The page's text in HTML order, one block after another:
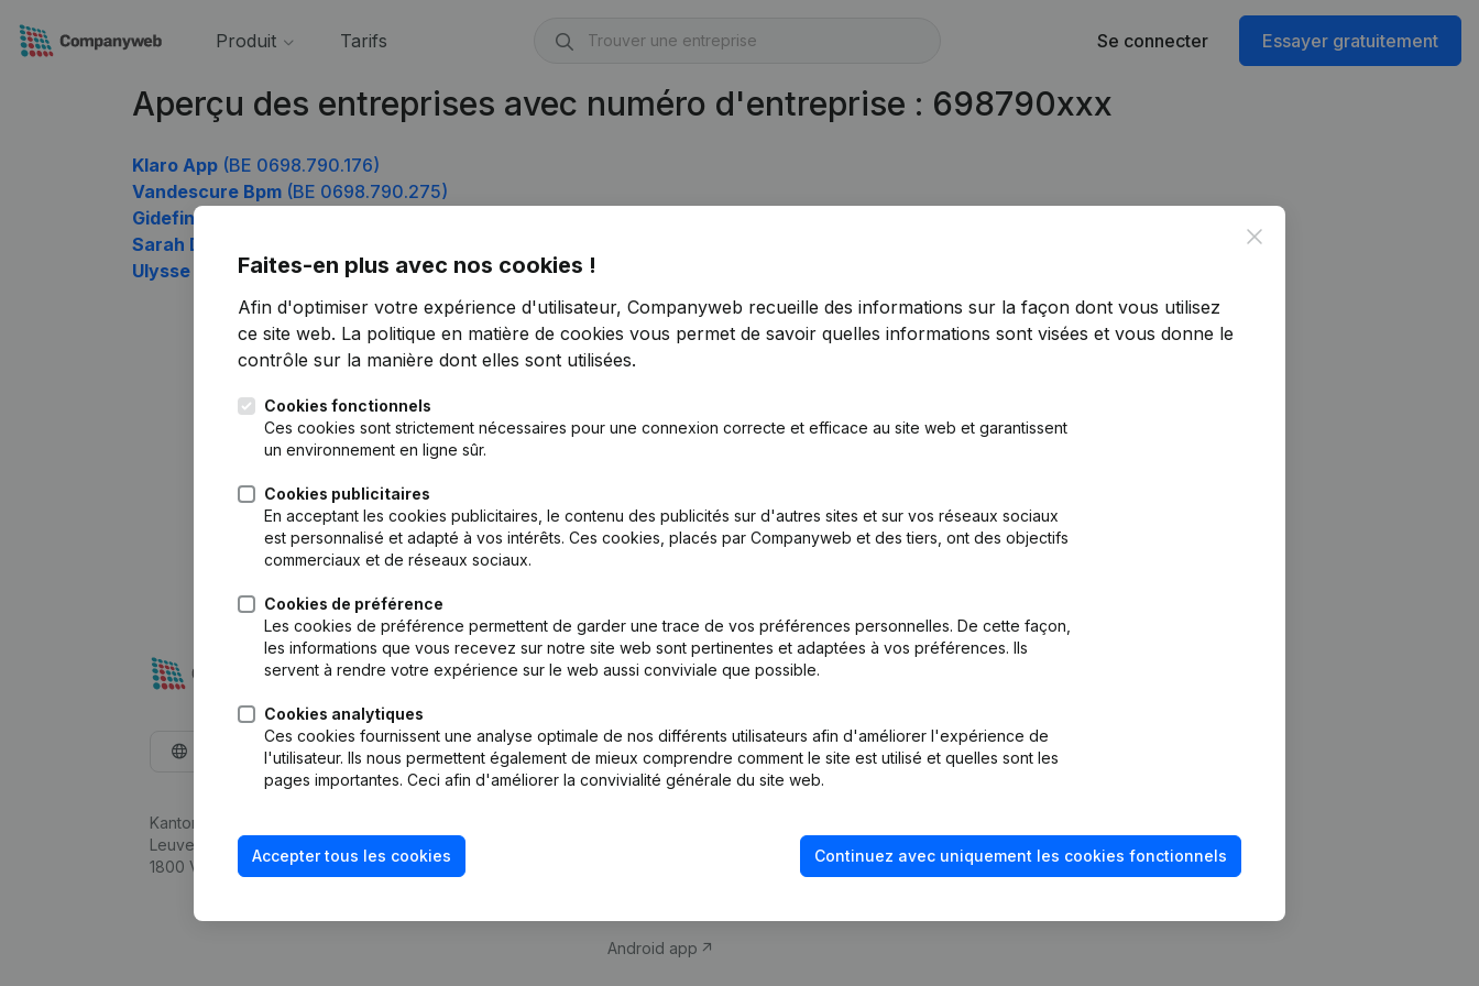
Produit Tarifs Se connecter Essayer gratuitement
Aperçu des entreprises avec numéro d'entreprise : 698790xxx
Klaro App (BE 0698.790.176)
Vandescure Bpm (BE 0698.790.275)
Gidefin
Sarah De Wilde
Ulysse 71
(BE 0698.790.968)
Close
Faites-en plus avec nos cookies !
Afin d'optimiser votre expérience d'utilisateur, Companyweb recueille des informations sur la façon dont vous utilisez
ce site web. La politique en matière de cookies vous permet de savoir quelles informations sont visées et vous donne le
contrôle sur la manière dont elles sont utilisées.
Cookies fonctionnels
Ces cookies sont strictement nécessaires pour une connexion correcte et efficace au site web et garantissent
un environnement en ligne sûr.
Cookies publicitaires
En acceptant les cookies publicitaires, le contenu des publicités sur d'autres sites et sur vos réseaux sociaux
est personnalisé et adapté à vos intérêts. Ces cookies, placés par Companyweb et des tiers, ont des objectifs
commerciaux et de réseaux sociaux.
Cookies de préférence
Les cookies de préférence permettent de garder une trace de vos préférences personnelles. De cette façon,
les informations que vous recevez sur notre site web sont pertinentes et adaptées à vos préférences. Ils
servent à rendre votre expérience sur le web aussi conviviale que possible.
Cookies analytiques
Ces cookies fournissent une analyse optimale de nos différents utilisateurs afin d'améliorer l'expérience de
l'utilisateur. Ils nous permettent également de mieux comprendre comment le site est utilisé et quelles sont les
pages importantes. Ceci afin d'améliorer la convivialité générale du site web.
Accepter tous les cookies Continuez avec uniquement les cookies fonctionnels
Français
Kantorenpark Everest
Leuvensesteenweg 248D,
1800 Vilvoorde
Produit
d’entreprise
Monitoring
Android app
fraude
Consulter des comptes annuels
Vérification de la solvabilité